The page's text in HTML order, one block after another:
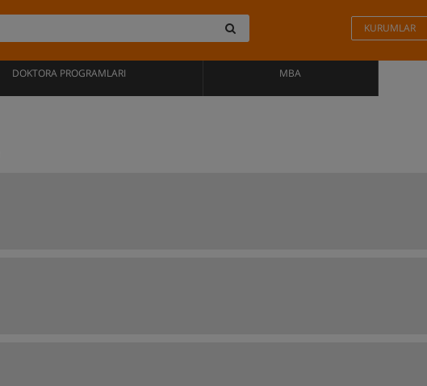
KURUMLAR
DOKTORA PROGRAMLARI MBA